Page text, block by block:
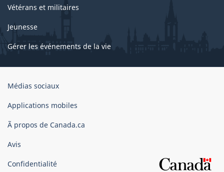
Vétérans et militaires
Jeunesse
Gérer les événements de la vie
Organisation
gouvernement
Canada
Médias sociaux
Applications mobiles
Ã propos de Canada.ca
Avis
Confidentialité